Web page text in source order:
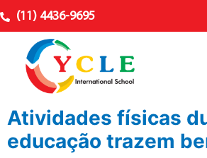
(11) 4436-9695
Atividades físicas
educação trazem